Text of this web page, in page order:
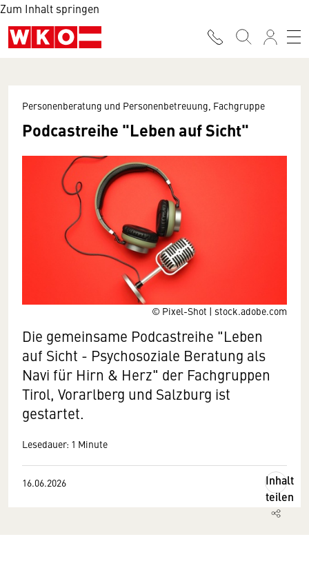
Zum Inhalt springen
© Pixel-Shot | stock.adobe.com
Personenberatung und Personenbetreuung, Fachgruppe
Podcastreihe "Leben auf Sicht"
Die gemeinsame Podcastreihe "Leben
auf Sicht - Psychosoziale Beratung als
Navi für Hirn & Herz" der Fachgruppen
Tirol, Vorarlberg und Salzburg ist
gestartet.
Lesedauer: 1 Minute
16.06.2026
Inhalt
teilen